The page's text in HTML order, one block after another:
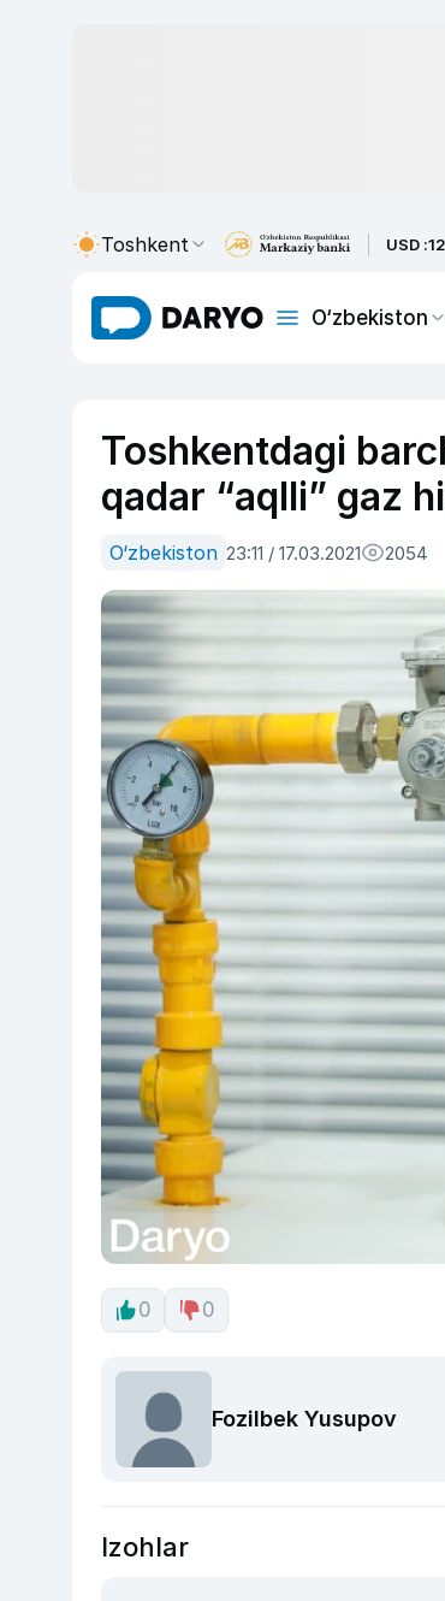
Toshkent USD :
O‘zbekiston
Toshkentdagi
qadar “aqlli” gaz
O‘zbekiston 23:11 / 17.03.2021 2054
0 0
Fozilbek Yusupov
Izohlar